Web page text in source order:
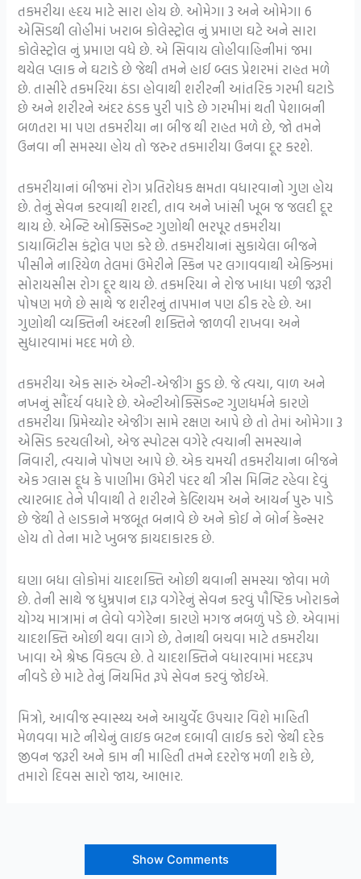
તકમરીયા હૃદય માટે સારા હોય છે. ઓમેગા 3 અને ઓમેગા 6
એસિડથી લોહીમાં ખરાબ કોલેસ્ટ્રોલ નું પ્રમાણ ઘટે અને સારા
કોલેસ્ટ્રોલ નું પ્રમાણ વધે છે. એ સિવાય લોહીવાહિનીમાં જમા
થયેલ પ્લાક ને ઘટાડે છે જેથી તમને હાઈ બ્લડ પ્રેશરમાં રાહત મળે
છે. તાસીરે તકમરિયા ઠંડા હોવાથી શરીરની આંતરિક ગરમી ઘટાડે
છે અને શરીરને અંદર ઠંડક પુરી પાડે છે ગરમીમાં થતી પેશાબની
બળતરા મા પણ તકમરીયા ના બીજ થી રાહત મળે છે, જો તમને
ઉનવા ની સમસ્યા હોય તો જરુર તકમારીયા ઉનવા દૂર કરશે.
તકમરીયાનાં બીજમાં રોગ પ્રતિરોધક ક્ષમતા વધારવાનો ગુણ હોય
છે. તેનું સેવન કરવાથી શરદી, તાવ અને ખાંસી ખૂબ જ જલદી દૂર
થાય છે. એન્ટિ ઓક્સિડન્ટ ગુણોથી ભરપૂર તકમરીયા
ડાયાબિટીસ કંટ્રોલ પણ કરે છે. તકમરીયાનાં સુકાયેલા બીજને
પીસીને નારિયેળ તેલમાં ઉમેરીને સ્કિન પર લગાવવાથી એક્ઝિમાં
સોરાયસીસ રોગ દૂર થાય છે. તકમરિયા ને રોજ ખાધા પછી જરૂરી
પોષણ મળે છે સાથે જ શરીરનું તાપમાન પણ ઠીક રહે છે. આ
ગુણોથી વ્યક્તિની અંદરની શક્તિને જાળવી રાખવા અને
સુધારવામાં મદદ મળે છે.
તકમરીયા એક સારું એન્ટી-એજીંગ ફુડ છે. જે ત્વચા, વાળ અને
નખનું સૌંદર્ય વધારે છે. એન્ટીઓક્સિડન્ટ ગુણધર્મને કારણે
તકમરીયા પ્રિમેચ્યોર એજીંગ સામે રક્ષણ આપે છે તો તેમાં ઓમેગા 3
એસિડ કરચલીઓ, એજ સ્પોટસ વગેરે ત્વચાની સમસ્યાને
નિવારી, ત્વચાને પોષણ આપે છે. એક ચમચી તકમરીયાના બીજને
એક ગ્લાસ દૂધ કે પાણીમા ઉમેરી પંદર થી ત્રીસ મિનિટ રહેવા દેવું
ત્યારબાદ તેને પીવાથી તે શરીરને કેલ્શિયમ અને આયર્ન પુરુ પાડે
છે જેથી તે હાડકાને મજબૂત બનાવે છે અને કોઈ ને બોર્ન કેન્સર
હોય તો તેના માટે ખુબજ ફાયદાકારક છે.
ઘણા બધા લોકોમાં યાદશક્તિ ઓછી થવાની સમસ્યા જોવા મળે
છે. તેની સાથે જ ધુમ્રપાન દારૂ વગેરેનું સેવન કરવું પૌષ્ટિક ખોરાકને
યોગ્ય માત્રામાં ન લેવો વગેરેના કારણે મગજ નબળું પડે છે. એવામાં
યાદશક્તિ ઓછી થવા લાગે છે, તેનાથી બચવા માટે તકમરીયા
ખાવા એ શ્રેષ્ઠ વિકલ્પ છે. તે યાદશક્તિને વધારવામાં મદદરૂપ
નીવડે છે માટે તેનું નિયમિત રૂપે સેવન કરવું જોઈએ.
મિત્રો, આવીજ સ્વાસ્થ્ય અને આયુર્વેદ ઉપચાર વિશે માહિતી
મેળવવા માટે નીચેનું લાઇક બટન દબાવી લાઈક કરો જેથી દરેક
જીવન જરૂરી અને કામ ની માહિતી તમને દરરોજ મળી શકે છે,
તમારો દિવસ સારો જાય, આભાર.
Show Comments